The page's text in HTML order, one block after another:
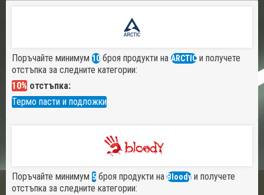
Поръчайте минимум 10 броя продукти на ARCTIC и получете
отстъпка за следните категории:
10% отстъпка:
Термо пасти и подложки
Поръчайте минимум 5 броя продукти на Bloody и получете
отстъпка за следните категории: